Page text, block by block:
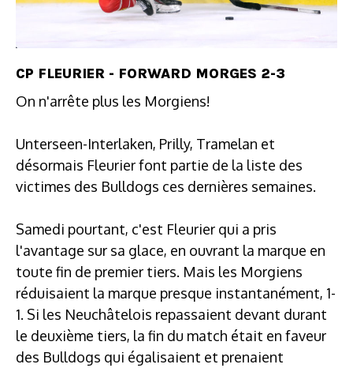
CP FLEURIER - FORWARD MORGES 2-3
On n'arrête plus les Morgiens!
Unterseen-Interlaken, Prilly, Tramelan et
désormais Fleurier font partie de la liste des
victimes des Bulldogs ces dernières semaines.
Samedi pourtant, c'est Fleurier qui a pris
l'avantage sur sa glace, en ouvrant la marque en
toute fin de premier tiers. Mais les Morgiens
réduisaient la marque presque instantanément, 1-
1. Si les Neuchâtelois repassaient devant durant
le deuxième tiers, la fin du match était en faveur
des Bulldogs qui égalisaient et prenaient